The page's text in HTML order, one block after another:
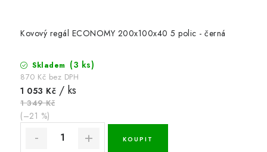
Kovový regál ECONOMY 200x100x40 5 polic - černá
Skladem (3 ks)
870 Kč bez DPH
1 053 Kč / ks
1 349 Kč
(–21 %)